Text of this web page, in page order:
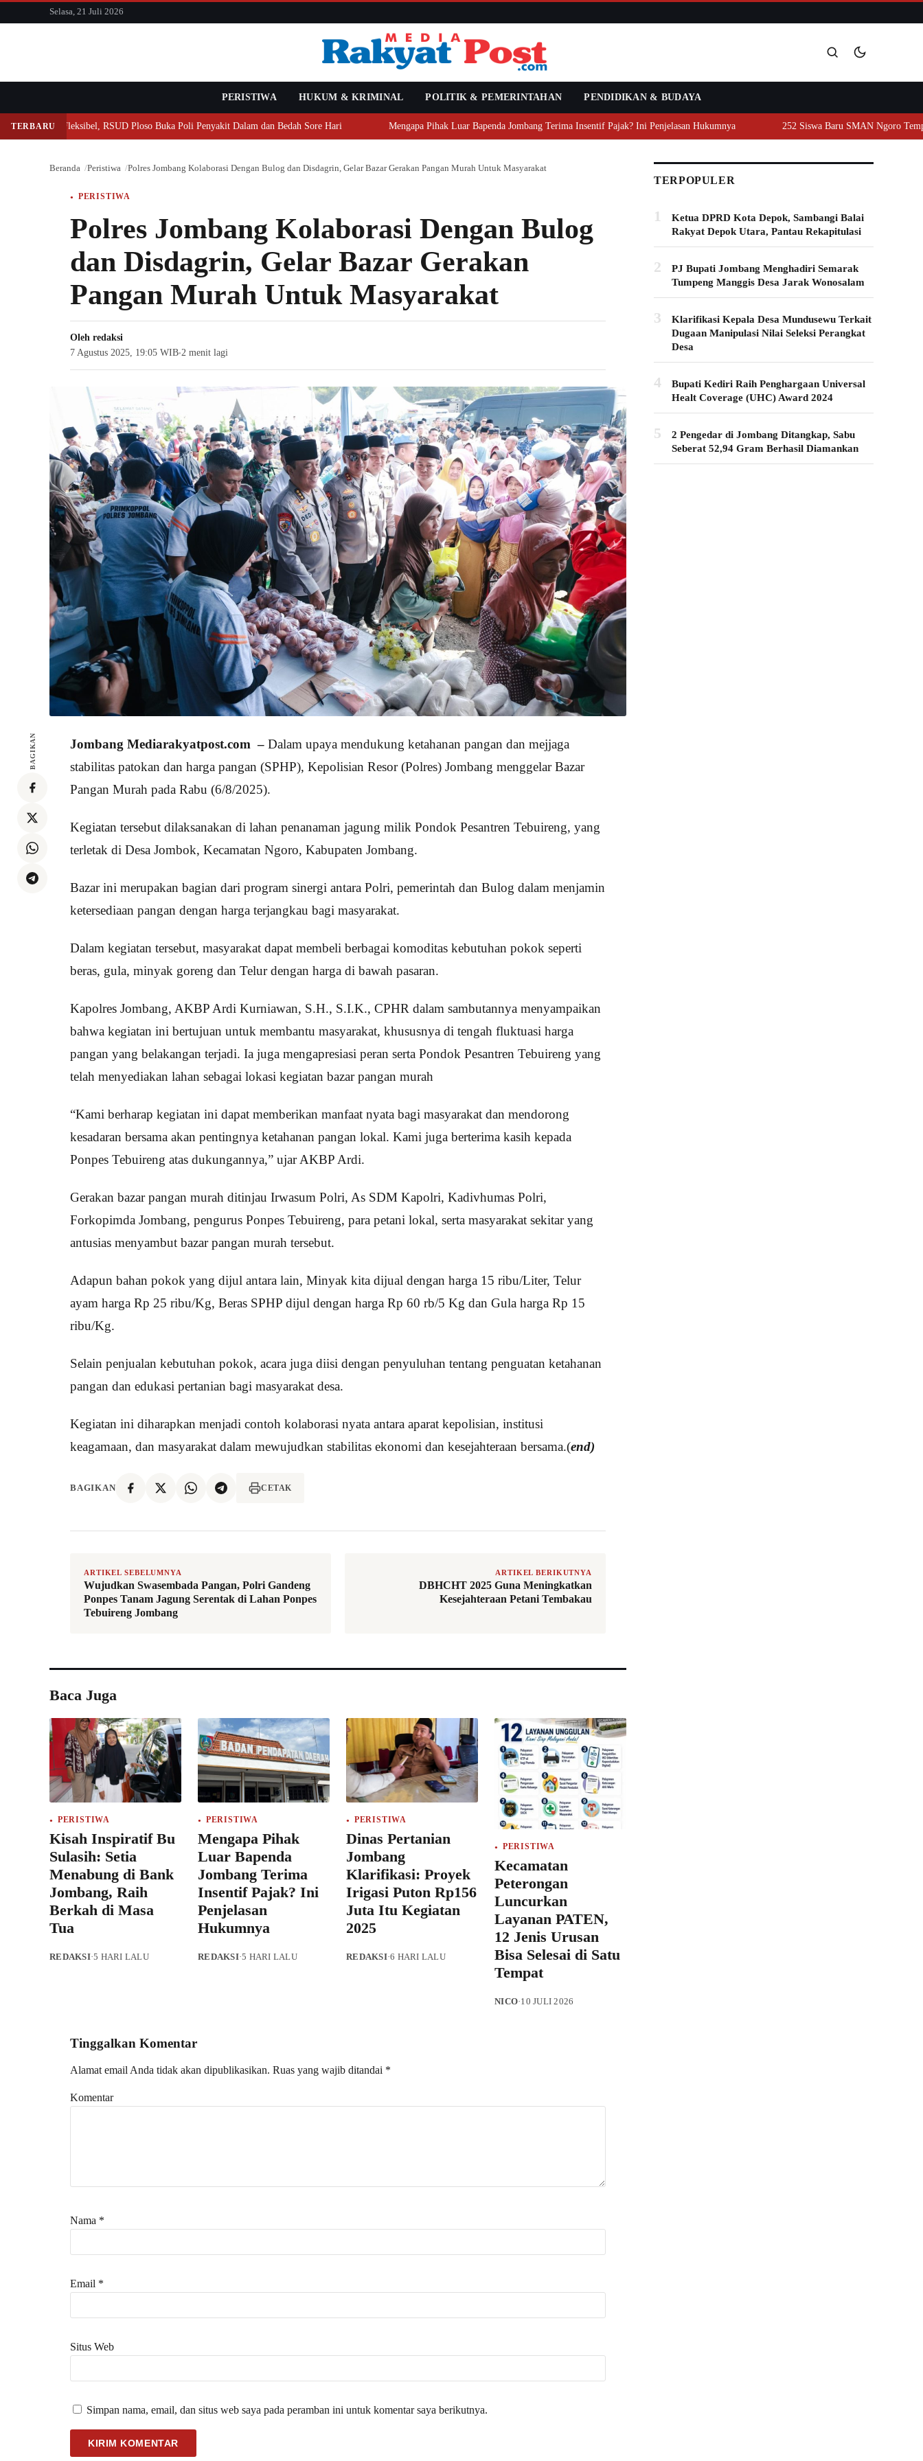
Selasa, 21 Juli 2026
Cari
PERISTIWA HUKUM & KRIMINAL POLITIK & PEMERINTAHAN PENDIDIKAN & BUDAYA
TERBARU
Makin Fleksibel, RSUD Ploso Buka Poli Penyakit Dalam dan Bedah Sore Hari Mengapa Pihak Luar Bapenda Jombang Terima Insentif Pajak? Ini Penjelasan Hukumnya 252 Siswa Baru SMAN Ngoro
Beranda Peristiwa Polres Jombang Kolaborasi Dengan Bulog dan Disdagrin, Gelar Bazar Gerakan Pangan Murah Untuk Masyarakat
PERISTIWA
Polres Jombang Kolaborasi Dengan Bulog
dan Disdagrin, Gelar Bazar Gerakan
Pangan Murah Untuk Masyarakat
Oleh redaksi
7 Agustus 2025, 19:05 WIB●2 menit lagi
BAGIKAN Jombang Mediarakyatpost.com – Dalam upaya mendukung ketahanan pangan dan mejjaga
stabilitas patokan dan harga pangan (SPHP), Kepolisian Resor (Polres) Jombang menggelar Bazar
Pangan Murah pada Rabu (6/8/2025).
Kegiatan tersebut dilaksanakan di lahan penanaman jagung milik Pondok Pesantren Tebuireng, yang
terletak di Desa Jombok, Kecamatan Ngoro, Kabupaten Jombang.
Bazar ini merupakan bagian dari program sinergi antara Polri, pemerintah dan Bulog dalam menjamin
ketersediaan pangan dengan harga terjangkau bagi masyarakat.
Dalam kegiatan tersebut, masyarakat dapat membeli berbagai komoditas kebutuhan pokok seperti
beras, gula, minyak goreng dan Telur dengan harga di bawah pasaran.
Kapolres Jombang, AKBP Ardi Kurniawan, S.H., S.I.K., CPHR dalam sambutannya menyampaikan
bahwa kegiatan ini bertujuan untuk membantu masyarakat, khususnya di tengah fluktuasi harga
pangan yang belakangan terjadi. Ia juga mengapresiasi peran serta Pondok Pesantren Tebuireng yang
telah menyediakan lahan sebagai lokasi kegiatan bazar pangan murah
“Kami berharap kegiatan ini dapat memberikan manfaat nyata bagi masyarakat dan mendorong
kesadaran bersama akan pentingnya ketahanan pangan lokal. Kami juga berterima kasih kepada
Ponpes Tebuireng atas dukungannya,” ujar AKBP Ardi.
Gerakan bazar pangan murah ditinjau Irwasum Polri, As SDM Kapolri, Kadivhumas Polri,
Forkopimda Jombang, pengurus Ponpes Tebuireng, para petani lokal, serta masyarakat sekitar yang
antusias menyambut bazar pangan murah tersebut.
Adapun bahan pokok yang dijul antara lain, Minyak kita dijual dengan harga 15 ribu/Liter, Telur
ayam harga Rp 25 ribu/Kg, Beras SPHP dijul dengan harga Rp 60 rb/5 Kg dan Gula harga Rp 15
ribu/Kg.
Selain penjualan kebutuhan pokok, acara juga diisi dengan penyuluhan tentang penguatan ketahanan
pangan dan edukasi pertanian bagi masyarakat desa.
Kegiatan ini diharapkan menjadi contoh kolaborasi nyata antara aparat kepolisian, institusi
keagamaan, dan masyarakat dalam mewujudkan stabilitas ekonomi dan kesejahteraan bersama.(end)
BAGIKAN CETAK
ARTIKEL SEBELUMNYA
Wujudkan Swasembada Pangan, Polri Gandeng
Ponpes Tanam Jagung Serentak di Lahan Ponpes
Tebuireng Jombang
ARTIKEL BERIKUTNYA
DBHCHT 2025 Guna Meningkatkan
Kesejahteraan Petani Tembakau
Baca Juga
PERISTIWA
Kisah Inspiratif Bu
Sulasih: Setia
Menabung di Bank
Jombang, Raih
Berkah di Masa
Tua
REDAKSI·5 HARI LALU
PERISTIWA
Mengapa Pihak
Luar Bapenda
Jombang Terima
Insentif Pajak? Ini
Penjelasan
Hukumnya
REDAKSI·5 HARI LALU
PERISTIWA
Dinas Pertanian
Jombang
Klarifikasi: Proyek
Irigasi Puton Rp156
Juta Itu Kegiatan
2025
REDAKSI·6 HARI LALU
PERISTIWA
Kecamatan
Peterongan
Luncurkan
Layanan PATEN,
12 Jenis Urusan
Bisa Selesai di Satu
Tempat
NICO·10 JULI 2026
Tinggalkan Komentar
Alamat email Anda tidak akan dipublikasikan. Ruas yang wajib ditandai *
Komentar
Nama *
Email *
Situs Web
Simpan nama, email, dan situs web saya pada peramban ini untuk komentar saya berikutnya.
TERPOPULER
1
Ketua DPRD Kota Depok, Sambangi Balai
Rakyat Depok Utara, Pantau Rekapitulasi
2
PJ Bupati Jombang Menghadiri Semarak
Tumpeng Manggis Desa Jarak Wonosalam
3
Klarifikasi Kepala Desa Mundusewu Terkait
Dugaan Manipulasi Nilai Seleksi Perangkat
Desa
4
Bupati Kediri Raih Penghargaan Universal
Healt Coverage (UHC) Award 2024
5
2 Pengedar di Jombang Ditangkap, Sabu
Seberat 52,94 Gram Berhasil Diamankan